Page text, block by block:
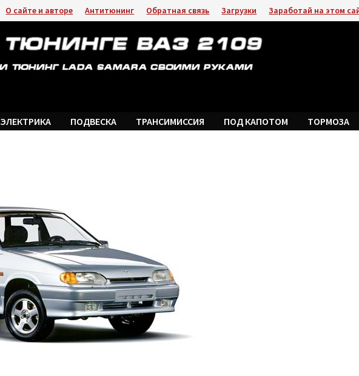
О сайте и авторе Антитюнинг Обратная связь Загрузки Заработай на этом
ЭЛЕКТРИКА ПОДВЕСКА ТРАНСИМИССИЯ ПОД КАПОТОМ ТОРМОЗА